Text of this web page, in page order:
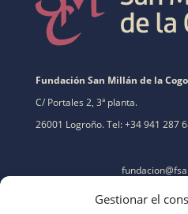
Gestionar el
Fundación San Millán de la
C/ Portales 2, 3ª planta.
26001 Logroño. Tel: +34 941 287